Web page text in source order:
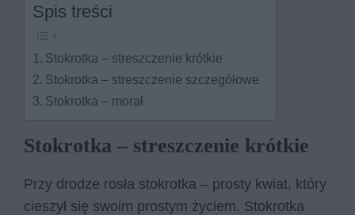
Spis treści
Stokrotka – streszczenie krótkie
Stokrotka – streszczenie szczegółowe
Stokrotka – morał
Stokrotka – streszczenie krótkie
Przy drodze rosła stokrotka – prosty kwiat, który
cieszył się swoim prostym życiem. Stokrotka